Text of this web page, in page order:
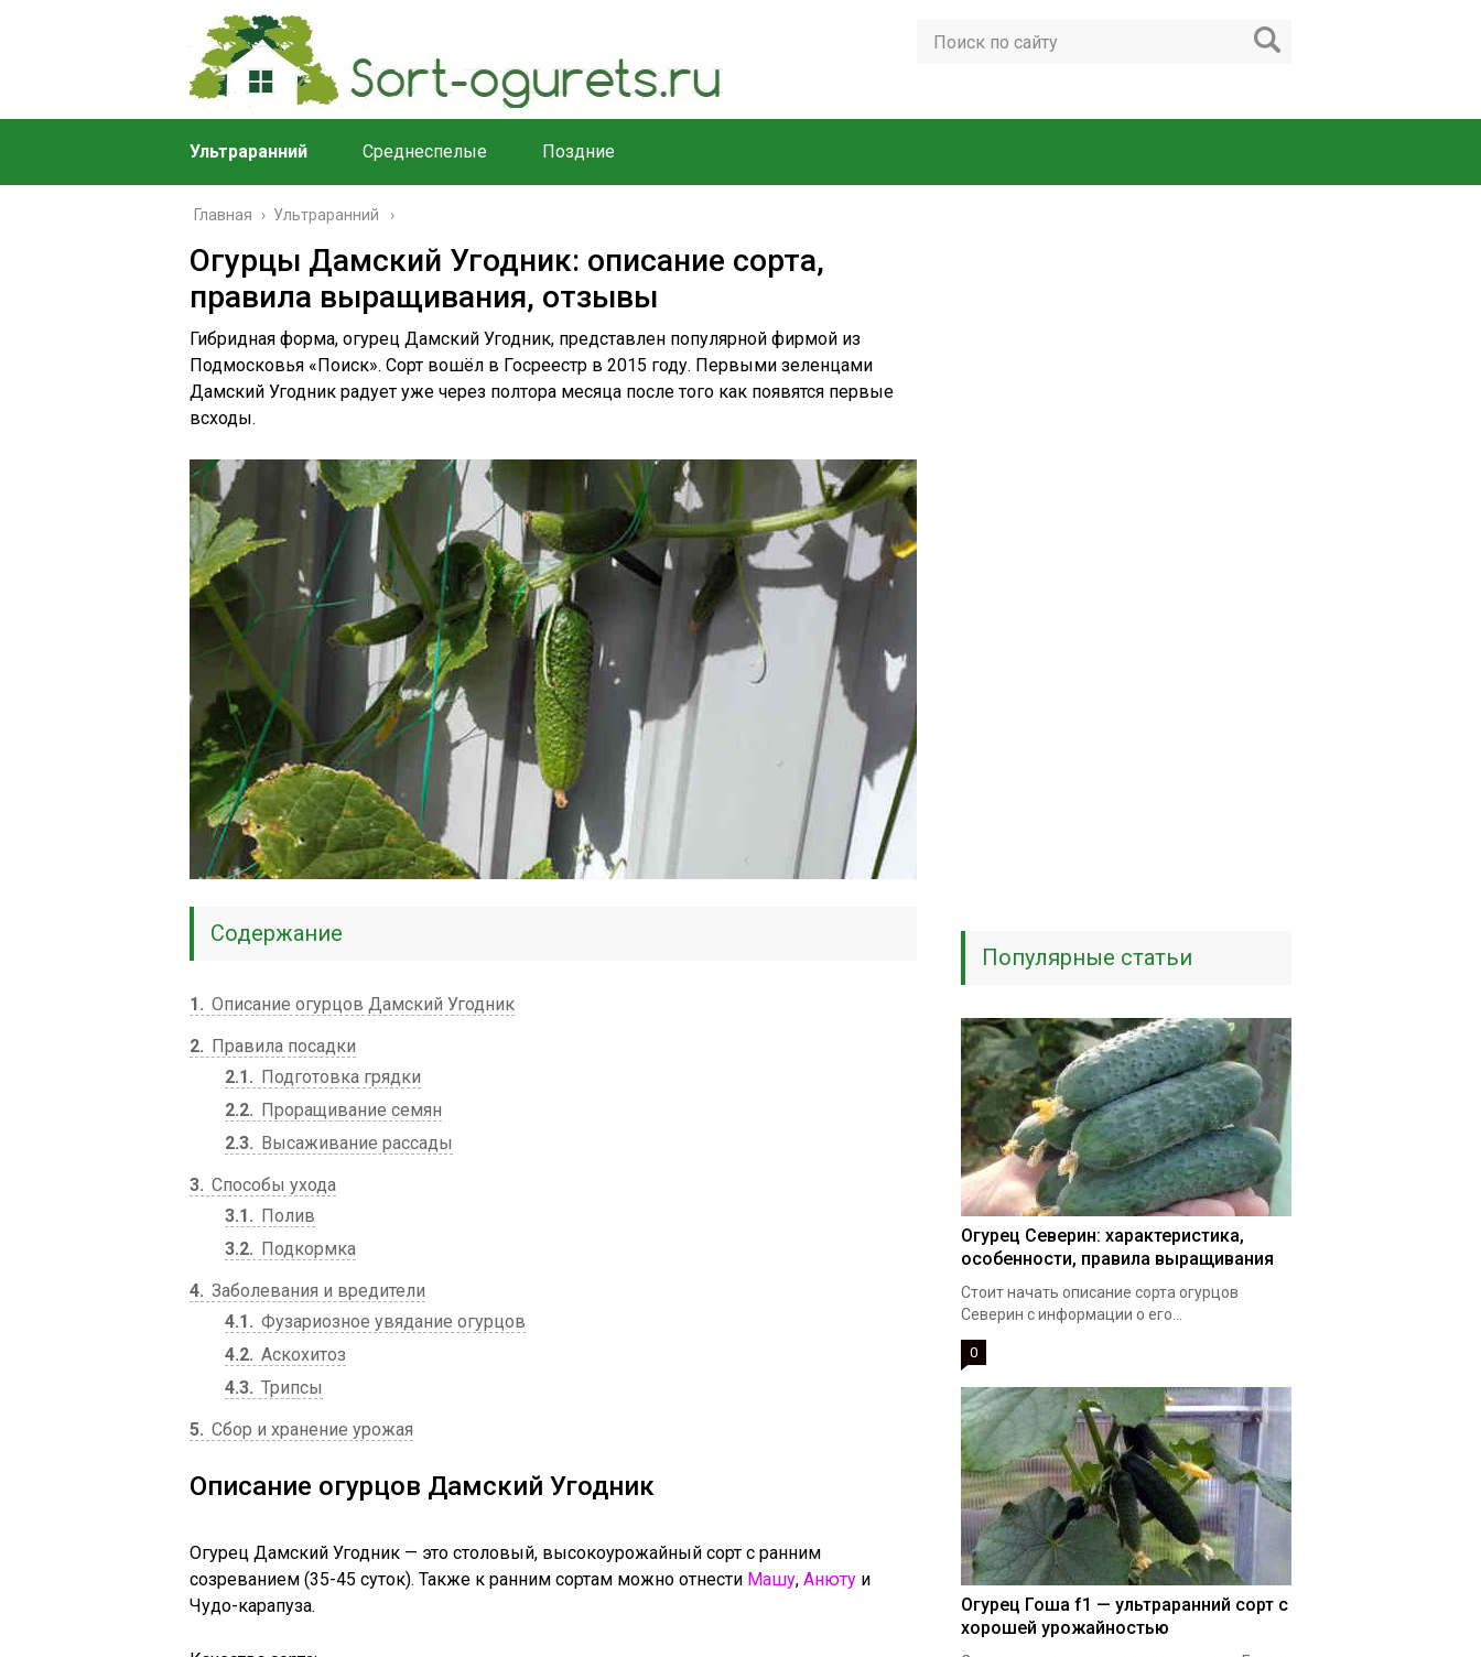
Ультраранний Среднеспелые Поздние
Главная › Ультраранний
Огурцы Дамский Угодник: описание сорта,
правила выращивания, отзывы
Гибридная форма, огурец Дамский Угодник, представлен популярной фирмой из
Подмосковья «Поиск». Сорт вошёл в Госреестр в 2015 году. Первыми зеленцами
Дамский Угодник радует уже через полтора месяца после того как появятся первые
всходы.
Содержание
1
Описание огурцов Дамский Угодник
2
Правила посадки
2.1
Подготовка грядки
2.2
Проращивание семян
2.3
Высаживание рассады
3 Способы ухода
3.1
Полив
3.2
Подкормка
4 Заболевания и вредители
4.1
Фузариозное увядание огурцов
4.2 Аскохитоз
4.3 Трипсы
5 Сбор и хранение урожая
Описание огурцов Дамский Угодник
Огурец Дамский Угодник — это столовый, высокоурожайный сорт с ранним
созреванием (35-45 суток). Также к ранним сортам можно отнести Машу, Анюту и
Чудо-карапуза.
Популярные статьи
Огурец Северин: характеристика,
особенности, правила выращивания
Стоит начать описание сорта огурцов
Северин с информации о его...
0
Огурец Гоша f1 — ультраранний сорт с
хорошей урожайностью